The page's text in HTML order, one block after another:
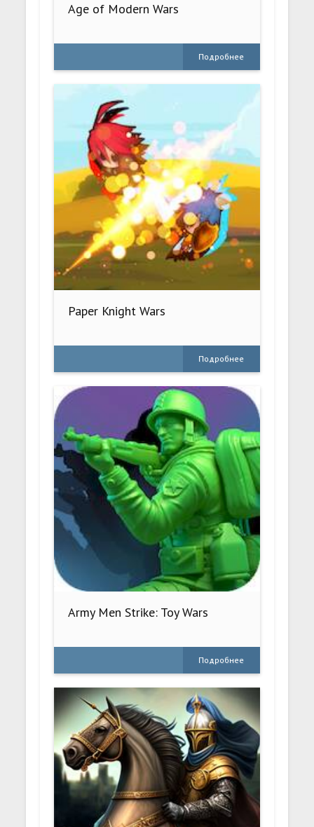
Age of Modern Wars
Подробнее
Paper Knight Wars
Подробнее
Army Men Strike: Toy Wars
Подробнее